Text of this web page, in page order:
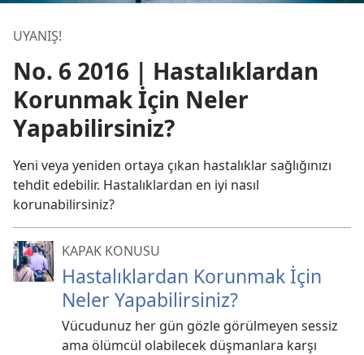
UYANIŞ!
No. 6 2016 | Hastalıklardan
Korunmak İçin Neler
Yapabilirsiniz?
Yeni veya yeniden ortaya çıkan hastalıklar sağlığınızı
tehdit edebilir. Hastalıklardan en iyi nasıl
korunabilirsiniz?
KAPAK KONUSU
Hastalıklardan Korunmak İçin
Neler Yapabilirsiniz?
Vücudunuz her gün gözle görülmeyen sessiz
ama ölümcül olabilecek düşmanlara karşı